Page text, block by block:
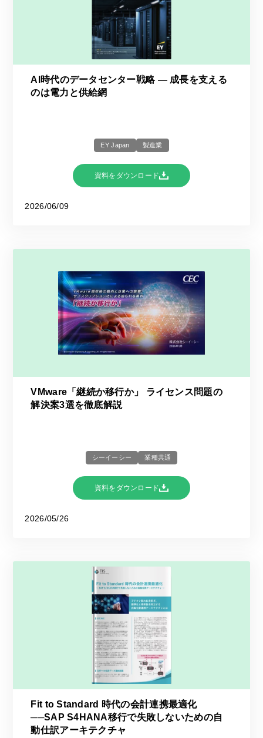
AI時代のデータセンター戦略 ― 成長を支える
のは電力と供給網
EY Japan 製造業
資料をダウンロード
2026/06/09
VMware「継続か移行か」 ライセンス問題の
解決案3選を徹底解説
シーイーシー 業種共通
資料をダウンロード
2026/05/26
Fit to Standard 時代の会計連携最適化
──SAP S4HANA移行で失敗しないための自
動仕訳アーキテクチャ